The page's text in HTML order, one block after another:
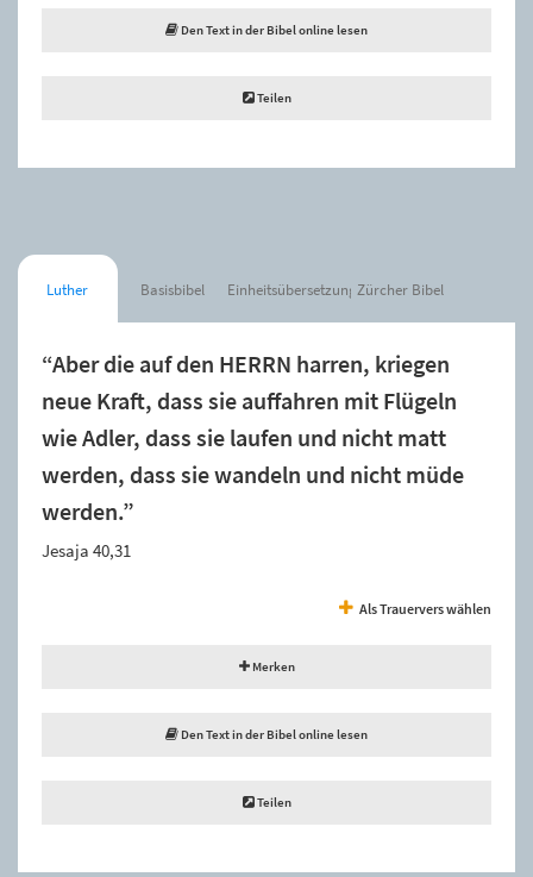
Den Text in der Bibel online lesen
Teilen
Luther Basisbibel Einheitsübersetzung Zürcher Bibel
“Aber die auf den HERRN harren, kriegen
neue Kraft, dass sie auffahren mit Flügeln
wie Adler, dass sie laufen und nicht matt
werden, dass sie wandeln und nicht müde
werden.”
Jesaja 40,31
Als Trauervers wählen
Merken
Den Text in der Bibel online lesen
Teilen